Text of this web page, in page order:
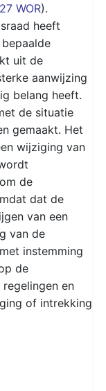
WOR).
heeft
uit de
aanwijzing
belang heeft.
de situatie
gemaakt. Het
wijziging van
de
dat de
van een
van de
instemming
de
en
of intrekking